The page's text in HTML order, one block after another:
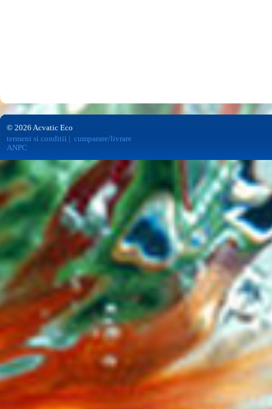
© 2026 Acvatic Eco
termeni si conditii
cumparare/livrare
ANPC